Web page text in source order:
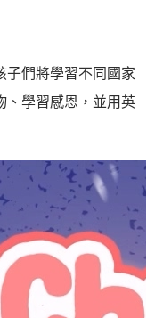
們將學習不同國家
、學習感恩，並用英